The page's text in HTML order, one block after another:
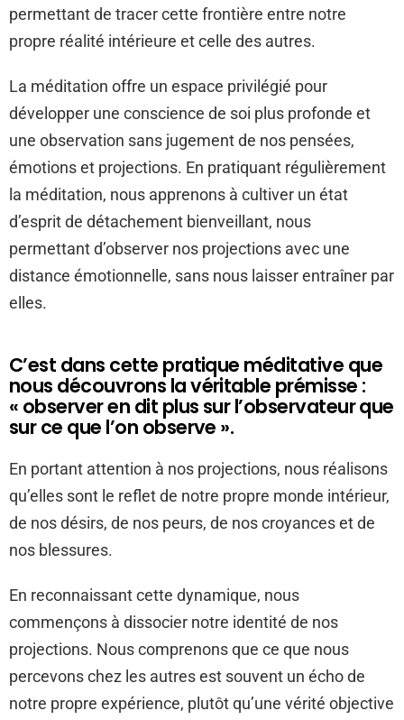
permettant de tracer cette frontière entre notre
propre réalité intérieure et celle des autres.
La méditation offre un espace privilégié pour
développer une conscience de soi plus profonde et
une observation sans jugement de nos pensées,
émotions et projections. En pratiquant régulièrement
la méditation, nous apprenons à cultiver un état
d’esprit de détachement bienveillant, nous
permettant d’observer nos projections avec une
distance émotionnelle, sans nous laisser entraîner par
elles.
C’est dans cette pratique méditative que
nous découvrons la véritable prémisse :
« observer en dit plus sur l’observateur que
sur ce que l’on observe ».
En portant attention à nos projections, nous réalisons
qu’elles sont le reflet de notre propre monde intérieur,
de nos désirs, de nos peurs, de nos croyances et de
nos blessures.
En reconnaissant cette dynamique, nous
commençons à dissocier notre identité de nos
projections. Nous comprenons que ce que nous
percevons chez les autres est souvent un écho de
notre propre expérience, plutôt qu’une vérité objective